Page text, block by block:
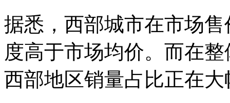
据悉，西部城市在市场
度高于市场均价。而在
西部地区销量占比正在